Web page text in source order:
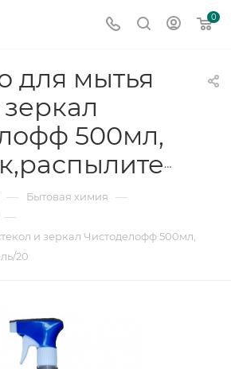
0
для мытья
500мл,
Чапаевск,распылитель/20
— Бытовая химия —
—
и зеркал Чистоделофф 500мл,
20